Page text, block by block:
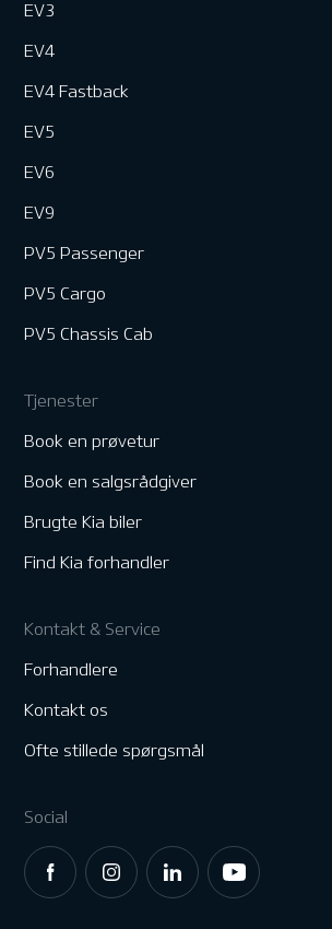
EV3
EV4
EV4 Fastback
EV5
EV6
EV9
PV5 Passenger
PV5 Cargo
PV5 Chassis Cab
Tjenester
Book en prøvetur
Book en salgsrådgiver
Brugte Kia biler
Find Kia forhandler
Kontakt & Service
Forhandlere
Kontakt os
Ofte stillede spørgsmål
Social